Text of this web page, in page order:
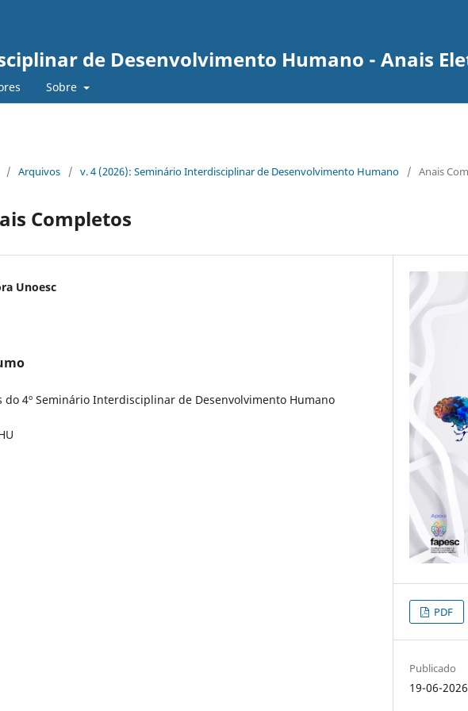
de Desenvolvimento Humano - Anais
Sobre
/ Arquivos / v. 4 (2026): Seminário Interdisciplinar de Desenvolvimento Humano / Anais
Completos
Unoesc
do 4º Seminário Interdisciplinar de Desenvolvimento Humano
PDF
Publicado
19-06-2026